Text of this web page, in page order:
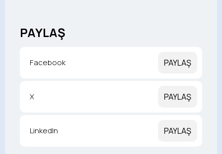
PAYLAŞ
Facebook PAYLAŞ
X PAYLAŞ
LinkedIn PAYLAŞ